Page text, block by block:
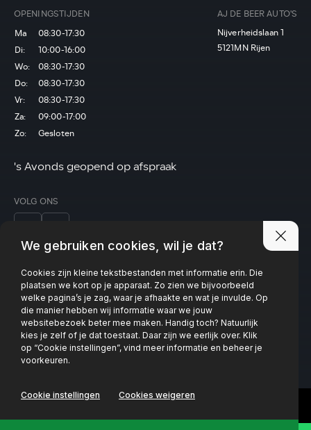
OPENINGSTIJDEN
Ma
08:30-17:30
Di:
10:00-16:00
Wo:
08:30-17:30
Do:
08:30-17:30
Vr:
08:30-17:30
Za:
09:00-17:00
Zo:
Gesloten
's Avonds geopend op afspraak
AJ DE BEER AUTO'S
Nijverheidslaan 1
5121MN Rijen
VOLG ONS
Privacy policy
We gebruiken cookies, wil je dat?
Cookies zijn kleine tekstbestanden met informatie erin. Die
plaatsen we kort op je apparaat. Zo zien we bijvoorbeeld
welke pagina’s je zag, waar je afhaakte en wat je invulde. Op
die manier hebben wij informatie waar we jouw
websitebezoek beter mee maken. Handig toch? Natuurlijk
kies je zelf of je dat toestaat. Daar zijn we eerlijk over. Klik
op “Cookie instellingen”, vind meer informatie en beheer je
voorkeuren.
Cookie instellingen Cookies weigeren